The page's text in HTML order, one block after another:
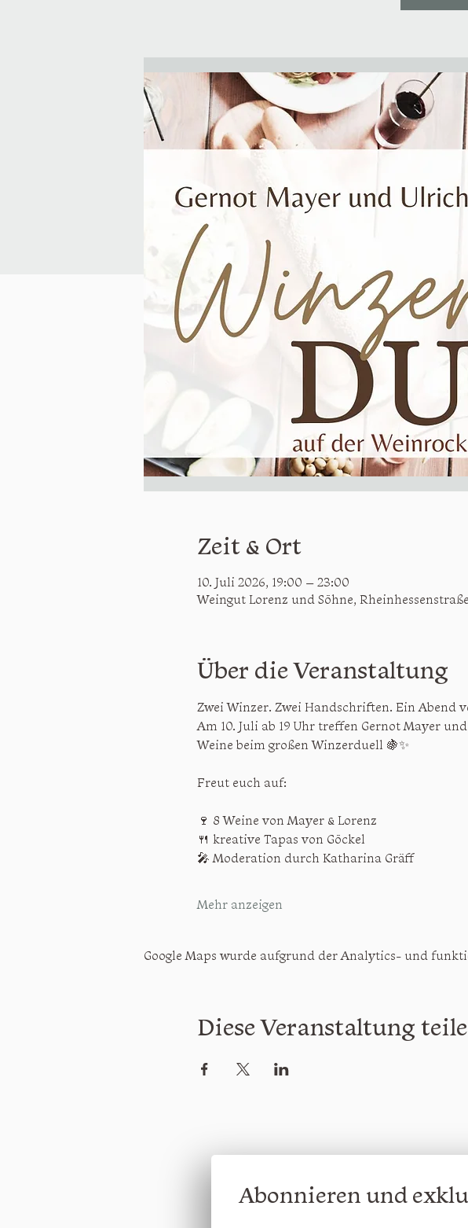
Zeit & Ort
10. Juli 2026, 19:00 – 23:00
Weingut Lorenz und Söhne,
Über die Veranstaltung
Zwei Winzer. Zwei Handschriften. Ein Abend
Am 10. Juli ab 19 Uhr treffen Gernot Mayer
Weine beim großen Winzerduell 🍇✨
Freut euch auf:
🍷 8 Weine von Mayer & Lorenz
🍴 kreative Tapas von Göckel
🎤 Moderation durch Katharina Gräff
Mehr anzeigen
Google Maps wurde aufgrund der Analytics- und
Diese Veranstaltung
Abonnieren und